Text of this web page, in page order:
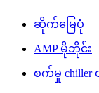
ဆိုက်မြေပုံ
AMP မိုဘိုင်း
စက်မှု